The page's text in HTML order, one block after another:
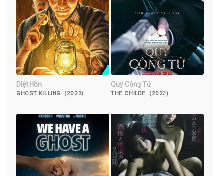
Diệt Hồn
GHOST KILLING (2023)
Quý Công Tử
THE CHILDE (2023)